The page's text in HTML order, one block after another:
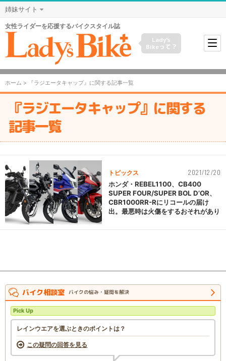
姉妹サイト
女性ライダーを応援するバイクスタイル誌
Lady's
Bikeって？
ホーム > 『ラジエータキャップ』に関する記事一覧
『ラジエータキャップ』に関する
記事一覧
トピックス 2021/12/20
ホンダ・REBEL1100、CB400
SUPER FOUR/SUPER BOL D’OR、
CBR1000RR-Rにリコールの届け
出。最悪時は火傷をするおそれがあり
バイク相談室 バイクの悩み・疑問を解決
Pick Up
レインウエアを選ぶときのポイントは？
この疑問の回答を見る